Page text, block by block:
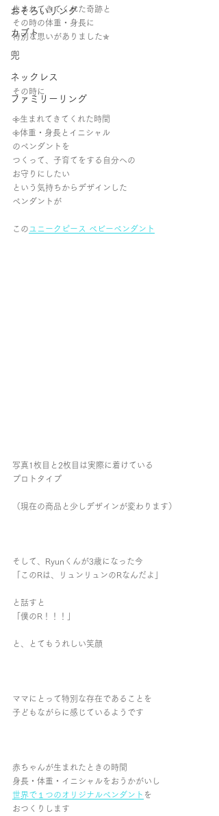
おそろいリング
カブト
兜
ネックレス
ファミリーリング
生まれてきてくれた奇跡と
その時の体重・身長に
特別な思いがありました✯
その時に
𖧷生まれてきてくれた時間
𖧷体重・身長とイニシャル
のペンダントを
つくって、子育てをする自分への
お守りにしたい
という気持ちからデザインした
ペンダントが
この ユニークピース ベビーペンダント
写真1枚目と2枚目は実際に着けている
プロトタイプ
（現在の商品と少しデザインが変わります）
そして、Ryunくんが3歳になった今
「このRは、リュンリュンのRなんだよ」
と話すと
「僕のR！！！」
と、とてもうれしい笑顔
ママにとって特別な存在であることを
子どもながらに感じているようです
赤ちゃんが生まれたときの時間
身長・体重・イニシャルをおうかがいし
世界で１つのオリジナルペンダント を
おつくりします